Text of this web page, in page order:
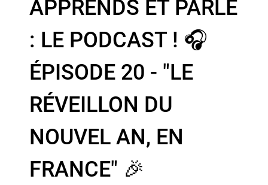
APPRENDS ET PARLE
: LE PODCAST ! 🎧
ÉPISODE 20 - "LE
RÉVEILLON DU
NOUVEL AN, EN
FRANCE" 🎉​